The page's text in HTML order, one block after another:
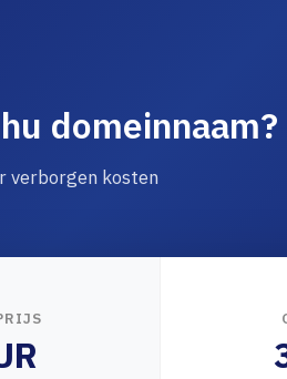
domeinnaam?
verborgen kosten